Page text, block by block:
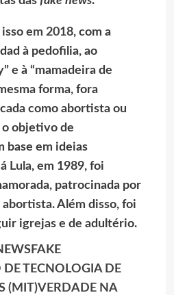
em 2018, com a
à pedofilia, ao
e à “mamadeira de
forma, fora
como abortista ou
o objetivo de
base em ideias
Lula, em 1989, foi
patrocinada por
Além disso, foi
igrejas e de adultério.
FAKE
TECNOLOGIA DE
(MIT)VERDADE NA